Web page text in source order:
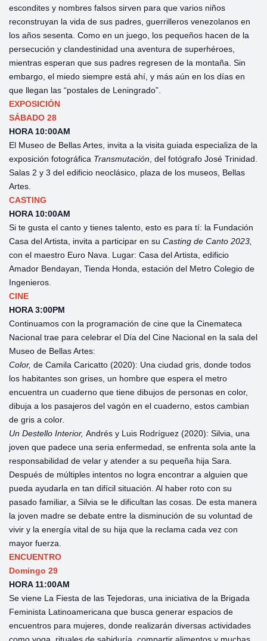
escondites y nombres falsos sirven para que varios niños
reconstruyan la vida de sus padres, guerrilleros venezolanos en
los años sesenta. Como en un juego, los pequeños hacen de la
persecución y clandestinidad una aventura de superhéroes,
mientras esperan que sus padres regresen de la montaña. Sin
embargo, el miedo siempre está ahí, y más aún en los días en
que llegan las “postales de Leningrado”.
EXPOSICIÓN
SÁBADO 28
HORA 10:00AM
El Museo de Bellas Artes, invita a la visita guiada especializa de la
exposición fotográfica Transmutación del fotógrafo José Trinidad.
Salas 2 y 3 del edificio neoclásico, plaza de los museos, Bellas
Artes.
CASTING
HORA 10:00AM
Si te gusta el canto y tienes talento, esto es para tí: la Fundación
Casa del Artista, invita a participar en su Casting de Canto 2023,
con el maestro Euro Nava. Lugar: Casa del Artista, edificio
Amador Bendayan, Tienda Honda, estación del Metro Colegio de
Ingenieros.
CINE
HORA 3:00PM
Continuamos con la programación de cine que la Cinemateca
Nacional trae para celebrar el Día del Cine Nacional en la sala del
Museo de Bellas Artes:
Color, de Camila Caricatto (2020): Una ciudad gris, donde todos
los habitantes son grises, un hombre que espera el metro
encuentra un cuaderno que tiene dibujos de personas en color,
dibuja a los pasajeros del vagón en el cuaderno, estos cambian
de gris a color.
Un Destello Interior, Andrés y Luis Rodríguez (2020): Silvia, una
joven que padece una seria enfermedad, se enfrenta sola ante la
responsabilidad de velar y atender a su pequeña hija Sara.
Después de múltiples intentos no logra encontrar a alguien que
pueda ayudarla en tan difícil situación. Al haber roto con su
pasado familiar, a Silvia se le dificultan las cosas. De esta manera
la joven madre se debate entre la disminución de su voluntad de
vivir y la energía vital de su hija que la reclama cada vez con
mayor fuerza.
ENCUENTRO
Domingo 29
HORA 11:00AM
Se viene La Fiesta de las Tejedoras, una iniciativa de la Brigada
Feminista Latinoamericana que busca generar espacios de
encuentros para mujeres, donde realizarán diversas actividades